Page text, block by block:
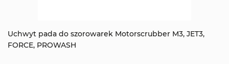
Uchwyt pada do szorowarek Motorscrubber M3, JET3,
FORCE, PROWASH